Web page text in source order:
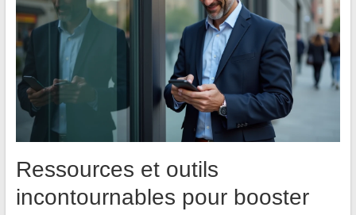
Ressources et outils
incontournables pour booster